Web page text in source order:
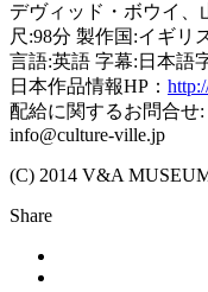
デヴィッド・ボウイ、
尺:98分 製作国:イギリ
言語:英語 字幕:日本語
日本作品情報HP：
配給に関するお問合せ
info@culture-ville.jp
(C) 2014 V&A
Share